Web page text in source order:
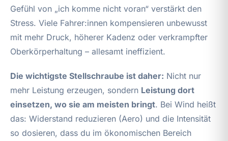
Gefühl von „ich komme nicht voran“ verstärkt den
Stress. Viele Fahrer:innen kompensieren unbewusst
mit mehr Druck, höherer Kadenz oder verkrampfter
Oberkörperhaltung – allesamt ineffizient.
Die wichtigste Stellschraube ist daher: Nicht nur
mehr Leistung erzeugen, sondern Leistung dort
einsetzen, wo sie am meisten bringt. Bei Wind heißt
das: Widerstand reduzieren (Aero) und die Intensität
so dosieren, dass du im ökonomischen Bereich